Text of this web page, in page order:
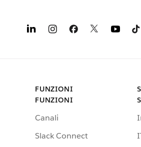
FUNZIONI
FUNZIONI
Canali
Slack Connect